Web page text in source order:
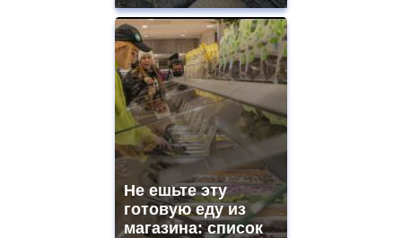
Не ешьте эту
готовую еду из
магазина: список